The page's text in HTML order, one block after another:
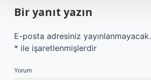
Bir yanıt yazın
E-posta adresiniz yayınlanmayacak.
* ile işaretlenmişlerdir
Yorum